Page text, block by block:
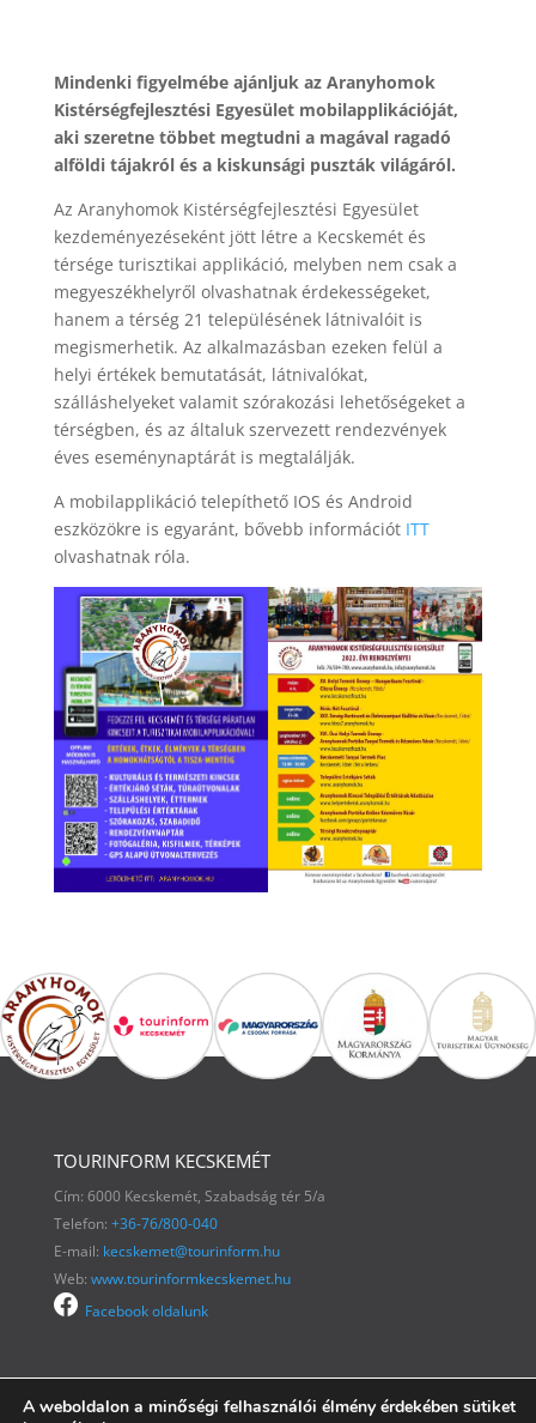
Mindenki figyelmébe ajánljuk az Aranyhomok
Kistérségfejlesztési Egyesület mobilapplikációját,
aki szeretne többet megtudni a magával ragadó
alföldi tájakról és a kiskunsági puszták világáról.
Az Aranyhomok Kistérségfejlesztési Egyesület
kezdeményezéseként jött létre a Kecskemét és
térsége turisztikai applikáció, melyben nem csak a
megyeszékhelyről olvashatnak érdekességeket,
hanem a térség 21 településének látnivalóit is
megismerhetik. Az alkalmazásban ezeken felül a
helyi értékek bemutatását, látnivalókat,
szálláshelyeket valamit szórakozási lehetőségeket a
térségben, és az általuk szervezett rendezvények
éves eseménynaptárát is megtalálják.
A mobilapplikáció telepíthető IOS és Android
eszközökre is egyaránt, bővebb információt ITT
olvashatnak róla.
TOURINFORM KECSKEMÉT
Cím: 6000 Kecskemét, Szabadság tér 5/a
Telefon: +36-76/800-040
E-mail: kecskemet@tourinform.hu
Web: www.tourinformkecskemet.hu
Facebook oldalunk
A weboldalon a minőségi felhasználói élmény érdekében sütiket